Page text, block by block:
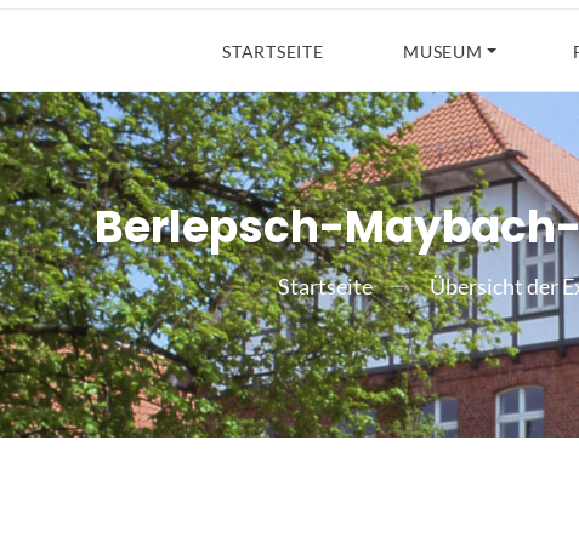
STARTSEITE MUSEUM
Berlepsch-
Startseite Übersicht der